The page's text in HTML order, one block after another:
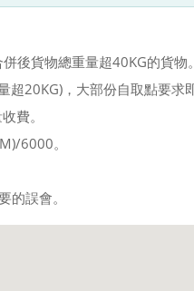
後貨物總重量超40KG的貨物。
20KG)，大部份自取點要求
費。
6000。
誤會。